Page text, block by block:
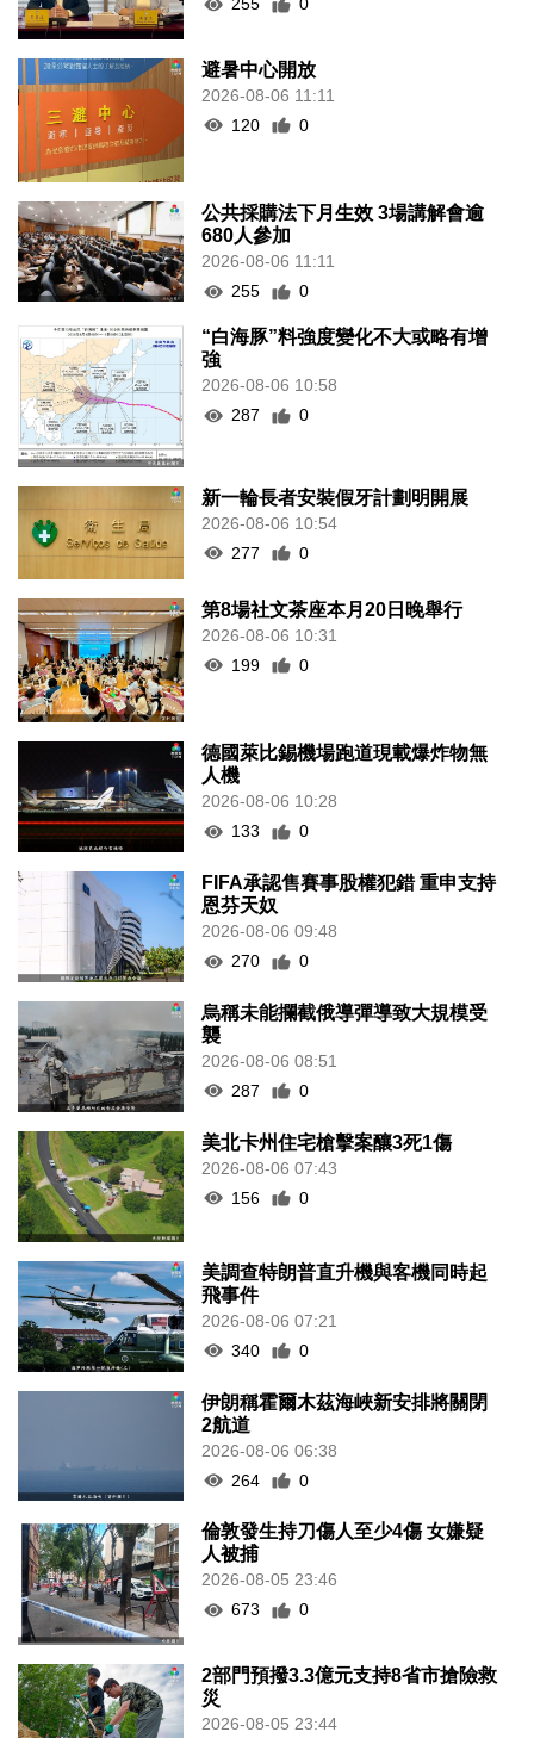
255 0
避暑中心開放
2026-08-06 11:11
120
0
公共採購法下月生效 3場講解會逾
680人參加
2026-08-06 11:11
255
0
“白海豚”料強度變化不大或略有增
強
2026-08-06 10:58
287
0
新一輪長者安裝假牙計劃明開展
2026-08-06 10:54
277
0
第8場社文茶座本月20日晚舉行
2026-08-06 10:31
199
0
德國萊比錫機場跑道現載爆炸物無
人機
2026-08-06 10:28
133
0
FIFA承認售賽事股權犯錯 重申支持
恩芬天奴
2026-08-06 09:48
270
0
烏稱未能攔截俄導彈導致大規模受
襲
2026-08-06 08:51
287
0
美北卡州住宅槍擊案釀3死1傷
2026-08-06 07:43
156
0
美調查特朗普直升機與客機同時起
飛事件
2026-08-06 07:21
340
0
伊朗稱霍爾木茲海峽新安排將關閉
2航道
2026-08-06 06:38
264
0
倫敦發生持刀傷人至少4傷 女嫌疑
人被捕
2026-08-05 23:46
673
0
2部門預撥3.3億元支持8省市搶險救
災
2026-08-05 23:44